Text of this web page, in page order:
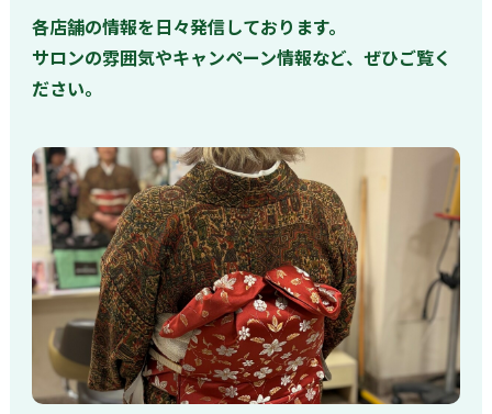
各店舗の情報を日々発信しております。
サロンの雰囲気やキャンペーン情報など、ぜひご覧く
ださい。